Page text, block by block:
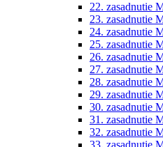
22. zasadnutie
23. zasadnutie
24. zasadnutie
25. zasadnutie
26. zasadnutie
27. zasadnutie
28. zasadnutie
29. zasadnutie
30. zasadnutie
31. zasadnutie
32. zasadnutie
33. zasadnutie